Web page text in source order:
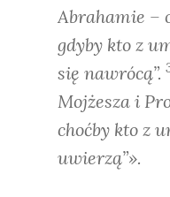
Abrahamie –
gdyby kto z
się nawrócą”.
Mojżesza i
choćby kto z
uwierzą”».